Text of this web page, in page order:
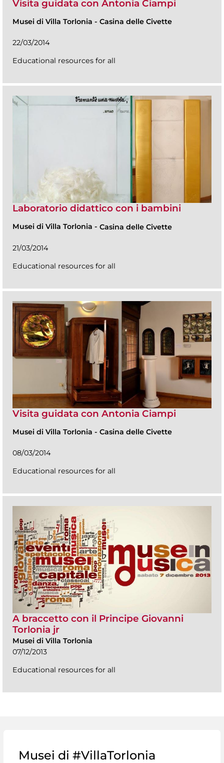
Visita guidata con Antonia Ciampi
Musei di Villa Torlonia - Casina delle Civette
22/03/2014
Educational resources for all
Laboratorio didattico con i bambini
Musei di Villa Torlonia - Casina delle Civette
21/03/2014
Educational resources for all
Visita guidata con Antonia Ciampi
Musei di Villa Torlonia - Casina delle Civette
08/03/2014
Educational resources for all
A braccetto con il Principe Giovanni
Torlonia jr
Musei di Villa Torlonia
07/12/2013
Educational resources for all
Musei di #VillaTorlonia